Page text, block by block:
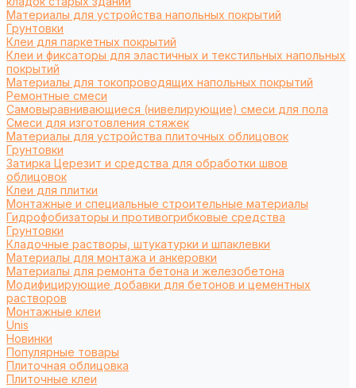
Материалы для устройства напольных покрытий
Грунтовки
Клеи для паркетных покрытий
Клеи и фиксаторы для эластичных и текстильных напольных
покрытий
Материалы для токопроводящих напольных покрытий
Ремонтные смеси
Самовыравнивающиеся (нивелирующие) смеси для пола
Смеси для изготовления стяжек
Материалы для устройства плиточных облицовок
Грунтовки
Затирка Церезит и средства для обработки швов
облицовок
Клеи для плитки
Монтажные и специальные строительные материалы
Гидрофобизаторы и противогрибковые средства
Грунтовки
Кладочные растворы, штукатурки и шпаклевки
Материалы для монтажа и анкеровки
Материалы для ремонта бетона и железобетона
Модифицирующие добавки для бетонов и цементных
растворов
Монтажные клеи
Unis
Новинки
Популярные товары
Плиточная облицовка
Плиточные клеи